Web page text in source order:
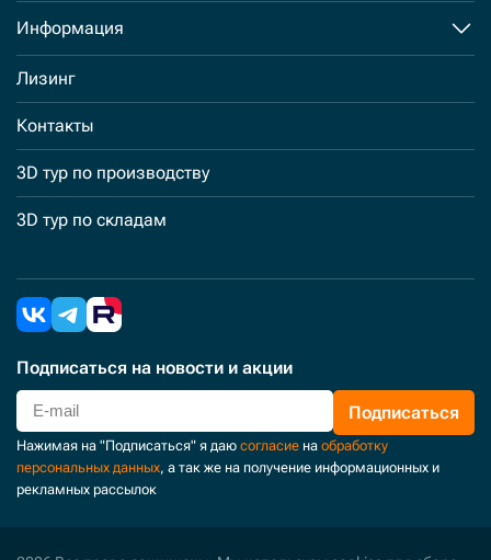
Информация
Лизинг
Контакты
3D тур по производству
3D тур по складам
Подписаться на новости и акции
Подписаться
Нажимая на "Подписаться" я даю согласие на обработку
персональных данных, а так же на получение информационных и
рекламных рассылок